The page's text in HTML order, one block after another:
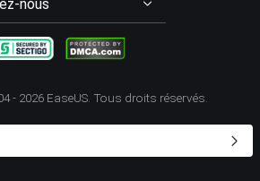
nous
  
- 2026EaseUS. Tous droits réservés.
